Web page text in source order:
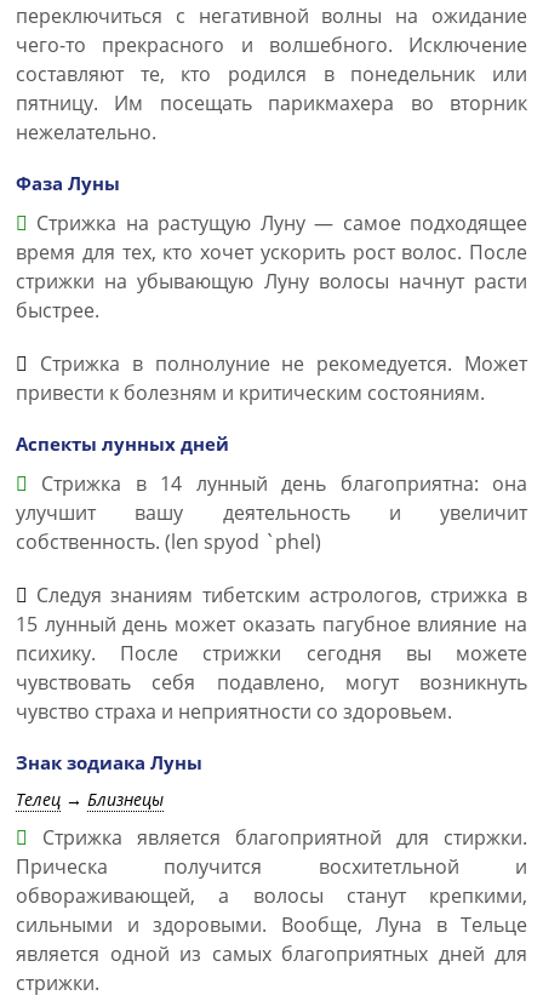
переключиться с негативной волны на ожидание
чего-то прекрасного и волшебного. Исключение
составляют те, кто родился в понедельник или
пятницу. Им посещать парикмахера во вторник
нежелательно.
Фаза Луны
Стрижка на растущую Луну — самое подходящее
время для тех, кто хочет ускорить рост волос. После
стрижки на убывающую Луну волосы начнут расти
быстрее.
Стрижка в полнолуние не рекомедуется. Может
привести к болезням и критическим состояниям.
Аспекты лунных дней
Стрижка в 14 лунный день благоприятна: она
улучшит вашу деятельность и увеличит
собственность. (len spyod `phel)
Следуя знаниям тибетским астрологов, стрижка в
15 лунный день может оказать пагубное влияние на
психику. После стрижки сегодня вы можете
чувствовать себя подавлено, могут возникнуть
чувство страха и неприятности со здоровьем.
Знак зодиака Луны
Телец → Близнецы
Стрижка является благоприятной для стиржки.
Прическа получится восхитетльной и
обвораживающей, а волосы станут крепкими,
сильными и здоровыми. Вообще, Луна в Тельце
является одной из самых благоприятных дней для
стрижки.